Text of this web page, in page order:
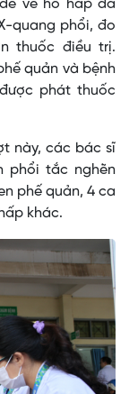
về hô hấp đã
quang phổi, đo
thuốc điều trị.
quản và bệnh
phát thuốc
này, các bác sĩ
phổi tắc nghẽn
phế quản, 4 ca
khác.